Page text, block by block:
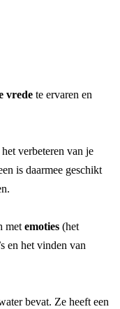
vrede te ervaren en
verbeteren van je
is daarmee geschikt
met emoties (het
en het vinden van
bevat. Ze heeft een